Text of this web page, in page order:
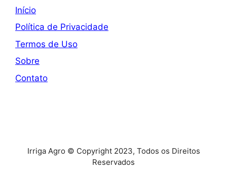
Início
Política de Privacidade
Termos de Uso
Sobre
Contato
Irriga Agro © Copyright 2023, Todos os Direitos
Reservados